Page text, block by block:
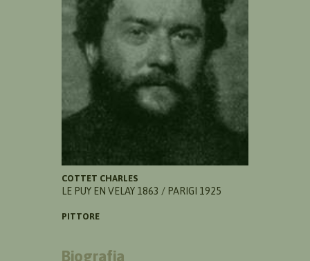
COTTET CHARLES
LE PUY EN VELAY 1863 / PARIGI 1925
PITTORE
Biografia